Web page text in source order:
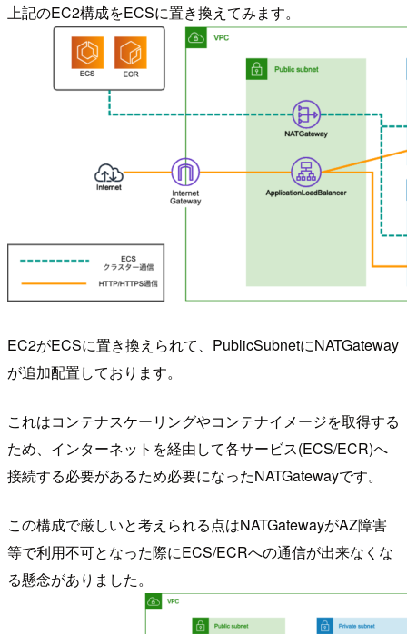
上記のEC2構成をECSに置き換えてみます。
EC2がECSに置き換えられて、PublicSubnetにNATGateway
が追加配置しております。
これはコンテナスケーリングやコンテナイメージを取得する
ため、インターネットを経由して各サービス(ECS/ECR)へ
接続する必要があるため必要になったNATGatewayです。
この構成で厳しいと考えられる点はNATGatewayがAZ障害
等で利用不可となった際にECS/ECRへの通信が出来なくな
る懸念がありました。